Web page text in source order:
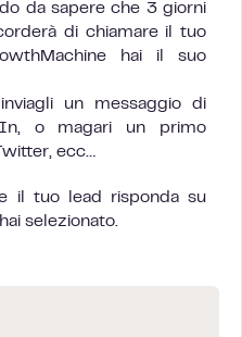
da sapere che 3 giorni
di chiamare il tuo
hai il suo
un messaggio di
o magari un primo
ecc…
il tuo lead risponda su
selezionato.